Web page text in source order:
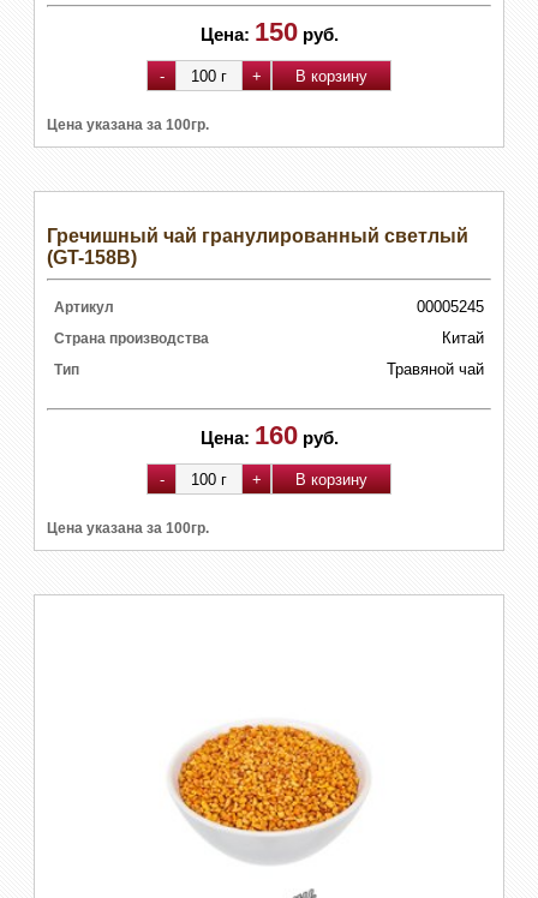
Цена: 150 руб.
Цена указана за 100гр.
Гречишный чай гранулированный светлый
(GT-158B)
Артикул 00005245
Страна производства Китай
Тип Травяной чай
Цена: 160 руб.
Цена указана за 100гр.